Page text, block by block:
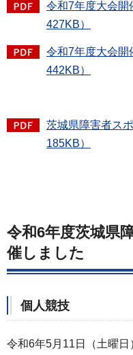
令和7年度大会開
427KB）
令和7年度大会開
442KB）
茨城県障害者ス
185KB）
令和6年度茨城県
催しました
個人競技
令和6年5月11日（土曜